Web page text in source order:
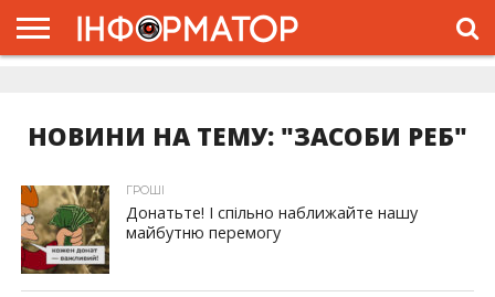
НОВИНИ НА ТЕМУ: "ЗАСОБИ РЕБ"
ГРОШІ
Донатьте! І спільно наближайте нашу
майбутню перемогу